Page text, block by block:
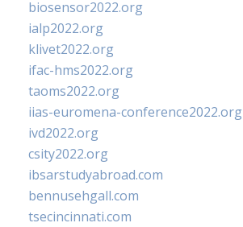
biosensor2022.org
ialp2022.org
klivet2022.org
ifac-hms2022.org
taoms2022.org
iias-euromena-conference2022.org
ivd2022.org
csity2022.org
ibsarstudyabroad.com
bennusehgall.com
tsecincinnati.com